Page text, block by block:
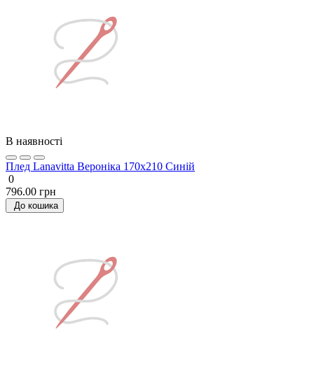
В наявності
Плед Lanavitta Вероніка 170x210 Синій
0
796.00 грн
До кошика